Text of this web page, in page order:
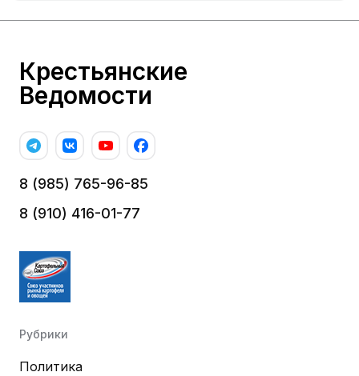
Крестьянские
Ведомости
8 (985) 765-96-85
8 (910) 416-01-77
Рубрики
Политика